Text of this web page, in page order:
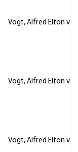
Vogt, Alfred Elton van
Vogt, Alfred Elton van
Vogt, Alfred Elton van